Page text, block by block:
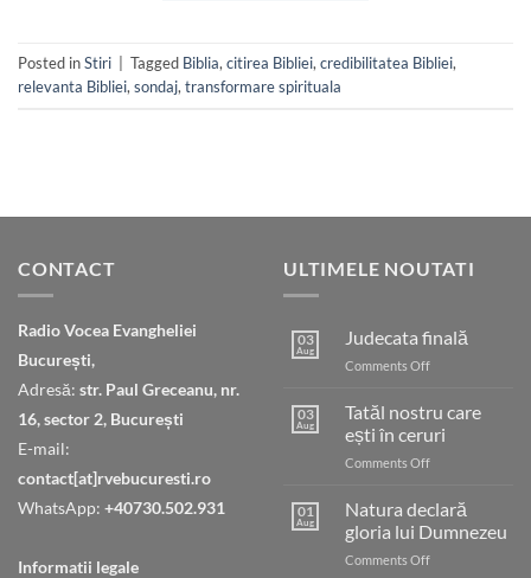
Posted inStiri Tagged Biblia, citirea Bibliei, credibilitatea Bibliei,
relevanta Bibliei, sondaj, transformare spirituala
CONTACT
Radio Vocea Evangheliei
București,
Adresă: str. Paul Greceanu, nr.
16, sector 2, București
E-mail:
contact[at]rvebucuresti.ro
WhatsApp: +40730.502.931
Informatii legale
ULTIMELE NOUTATI
03
Aug
Judecata finală
Comments Offon
03
Aug
Tatăl nostru care
ești în ceruri
Comments Offon
nostru
care
ești
în
01
Aug
Natura declară
gloria lui Dumnezeu
Comments Offon